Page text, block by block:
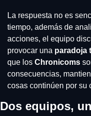
La respuesta no es
tiempo, además de
acciones, el equipo
provocar una paradoja
que los Chronicoms
consecuencias,
cosas continúen por su
Dos equipos,